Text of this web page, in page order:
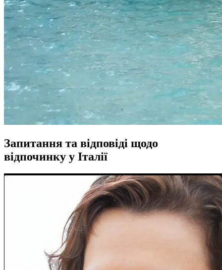
Запитання та відповіді щодо
відпочинку у Італії